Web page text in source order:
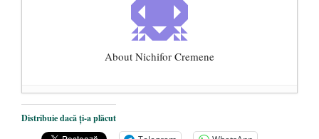
About Nichifor Cremene
„Quo Vadis” Biserica Ortodoxă Română?
29 octombrie 2018
Distribuie dacă ți-a plăcut